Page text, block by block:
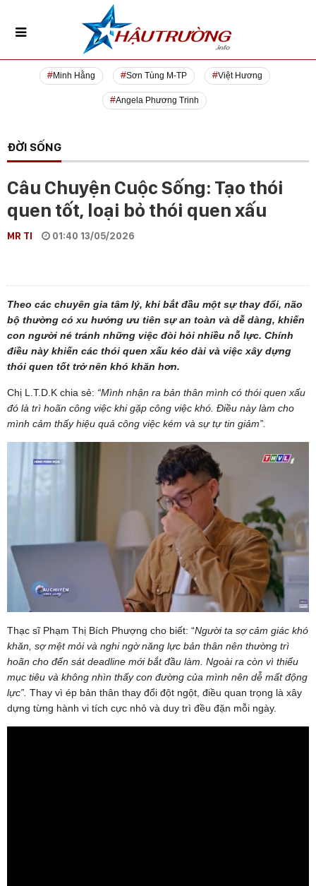
Minh Hằng Sơn Tùng M-TP Việt Hương
Angela Phương Trinh
ĐỜI SỐNG
Câu Chuyện Cuộc Sống: Tạo thói
quen tốt, loại bỏ thói quen xấu
MR TI 01:40 13/05/2026
Theo các chuyên gia tâm lý, khi bắt đầu một sự thay đổi, não
bộ thường có xu hướng ưu tiên sự an toàn và dễ dàng, khiến
con người né tránh những việc đòi hỏi nhiều nỗ lực. Chính
điều này khiến các thói quen xấu kéo dài và việc xây dựng
thói quen tốt trở nên khó khăn hơn.
Chị L.T.D.K chia sẻ: “Mình nhận ra bản thân mình có thói quen xấu
đó là trì hoãn công việc khi gặp công việc khó. Điều này làm cho
mình cảm thấy hiệu quả công việc kém và sự tự tin giảm”
Thạc sĩ Phạm Thị Bích Phượng cho biết: “Người ta sợ cảm giác khó
khăn, sợ mệt mỏi và nghi ngờ năng lực bản thân nên thường trì
hoãn cho đến sát deadline mới bắt đầu làm. Ngoài ra còn vì thiếu
mục tiêu và không nhìn thấy con đường của mình nên dễ mất động
lực” Thay vì ép bản thân thay đổi đột ngột, điều quan trọng là xây
dựng từng hành vi tích cực nhỏ và duy trì đều đặn mỗi ngày.